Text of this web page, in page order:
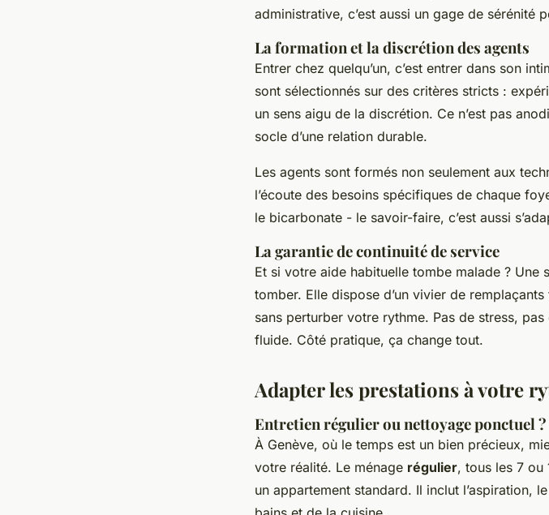
administrative, c’est aussi un gage de sérénité
La formation et la discrétion des agents
Entrer chez quelqu’un, c’est entrer dans son
sont sélectionnés sur des critères stricts :
un sens aigu de la discrétion. Ce n’est pas
socle d’une relation durable.
Les agents sont formés non seulement aux
l’écoute des besoins spécifiques de chaque
le bicarbonate - le savoir-faire, c’est aussi
La garantie de continuité de service
Et si votre aide habituelle tombe malade ?
tomber. Elle dispose d’un vivier de
sans perturber votre rythme. Pas de stress,
fluide. Côté pratique, ça change tout.
Adapter les prestations à votre
Entretien régulier ou nettoyage ponctuel ?
À Genève, où le temps est un bien précieux,
votre réalité. Le ménage régulier, tous les 7 ou
un appartement standard. Il inclut l’aspiration,